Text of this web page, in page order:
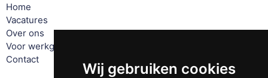
Wij gebruiken cookies
Home
Vacatures
Over ons
Voor werkgevers
Contact